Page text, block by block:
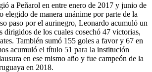
a Peñarol en entre enero de 2017 y junio de
elegido de manera unánime por parte de la
paso por el aurinegro, Leonardo acumuló un
dirigidos de los cuales cosechó 47 victorias,
También sumó 155 goles a favor y 67 en
acumuló el título 51 para la institución
en ese mismo año y fue campeón de la
en 2018.